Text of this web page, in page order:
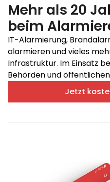
Mehr als 20
beim
IT-Alarmierung,
alarmieren und vieles
Infrastruktur. Im Einsatz
Behörden und
Jetzt